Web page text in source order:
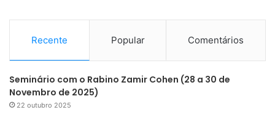
Recente Popular Comentários
Seminário com o Rabino Zamir Cohen (28 a 30 de
Novembro de 2025)
22 outubro 2025